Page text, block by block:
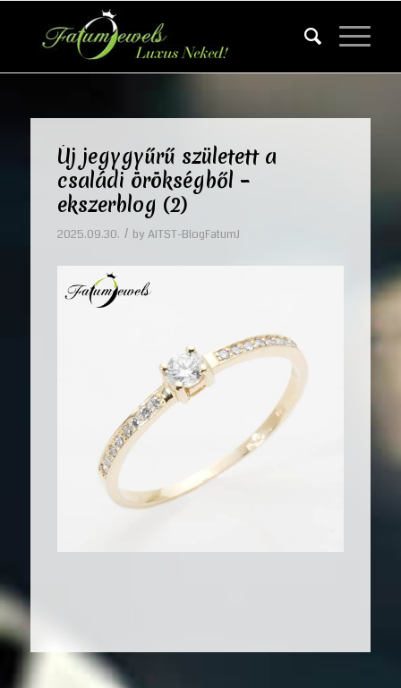
Új jegygyűrű született a
családi örökségből –
ekszerblog (2)
2025.09.30. / by AITST-BlogFatumJ